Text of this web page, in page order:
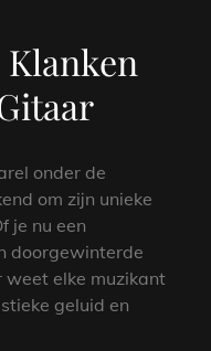
onder de
om zijn unieke
je nu een
doorgewinterde
weet elke muzikant
geluid en